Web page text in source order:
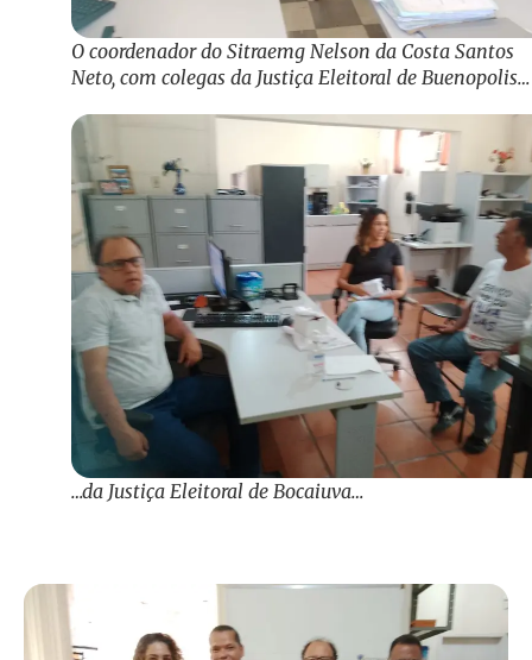
O coordenador do Sitraemg Nelson da Costa Santos
Neto, com colegas da Justiça Eleitoral de Buenopolis…
…da Justiça Eleitoral de Bocaiuva…